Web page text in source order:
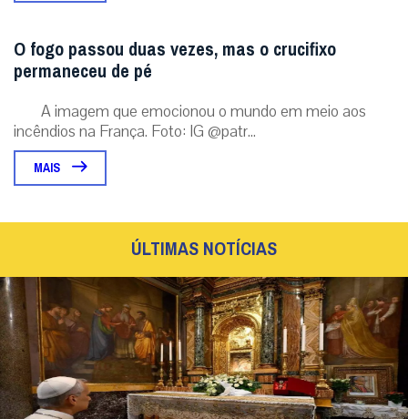
O fogo passou duas vezes, mas o crucifixo
permaneceu de pé
A imagem que emocionou o mundo em meio aos
incêndios na França. Foto: IG @patr...
MAIS
ÚLTIMAS NOTÍCIAS